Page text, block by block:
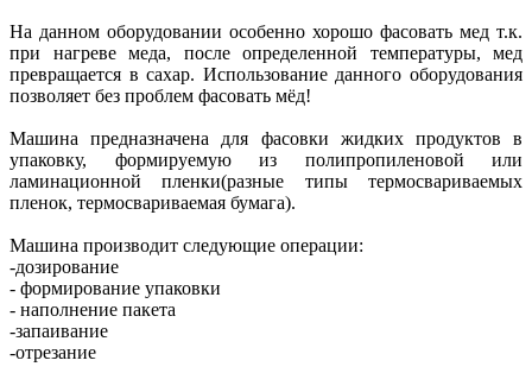
На данном оборудовании особенно хорошо фасовать мед т.к.
при нагреве меда, после определенной температуры, мед
превращается в сахар. Использование данного оборудования
позволяет без проблем фасовать мёд!
Машина предназначена для фасовки жидких продуктов в
упаковку, формируемую из полипропиленовой или
ламинационной пленки(разные типы термосвариваемых
пленок, термосвариваемая бумага).
Машина производит следующие операции:
-дозирование
- формирование упаковки
- наполнение пакета
-запаивание
-отрезание